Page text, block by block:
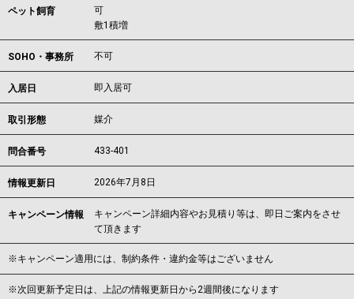
ペット飼育
可
敷1積増
SOHO・事務所 不可
入居日 即入居可
取引形態 媒介
問合番号 433-401
情報更新日 2026年7月8日
キャンペーン情報
キャンペーン詳細内容やお見積り等は、即日ご案内をさせ
て頂きます
※キャンペーン適用には、制約条件・違約金等はございません
※次回更新予定日は、上記の情報更新日から2週間後になります